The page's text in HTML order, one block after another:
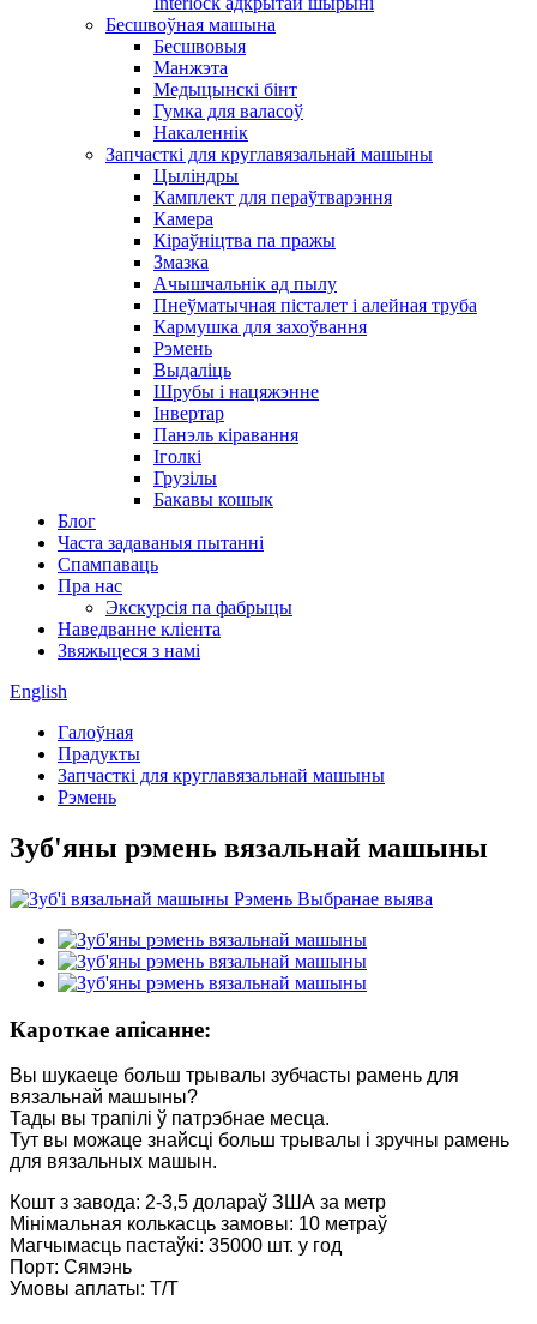
Бесшвоўная машына
Бесшвовыя
Манжэта
Медыцынскі бінт
Гумка для валасоў
Накаленнік
Запчасткі для круглавязальнай машыны
Цыліндры
Камплект для пераўтварэння
Камера
Кіраўніцтва па пражы
Змазка
Ачышчальнік ад пылу
Пнеўматычная пісталет і алейная труба
Кармушка для захоўвання
Рэмень
Выдаліць
Шрубы і нацяжэнне
Інвертар
Панэль кіравання
Іголкі
Грузілы
Бакавы кошык
Блог
Часта задаваныя пытанні
Спампаваць
Пра нас
Экскурсія па фабрыцы
Наведванне кліента
Звяжыцеся з намі
English
Галоўная
Прадукты
Запчасткі для круглавязальнай машыны
Рэмень
Зуб'яны рэмень вязальнай машыны
Кароткае апісанне:
Вы шукаеце больш трывалы зубчасты рамень для
вязальнай машыны?
Тады вы трапілі ў патрэбнае месца.
Тут вы можаце знайсці больш трывалы і зручны рамень
для вязальных машын.
Кошт з завода: 2-3,5 долараў ЗША за метр
Мінімальная колькасць замовы: 10 метраў
Магчымасць пастаўкі: 35000 шт. у год
Порт: Сямэнь
Умовы аплаты: T/T